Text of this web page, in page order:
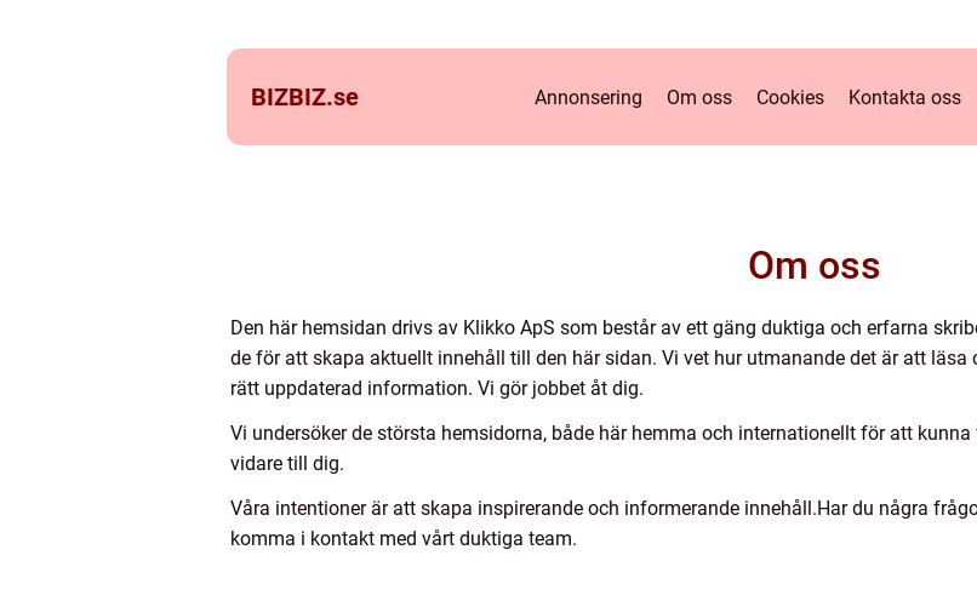
BIZBIZ.se Annonsering Om oss Cookies Kontakta oss
Om oss
Den här hemsidan drivs av Klikko ApS som består av ett gäng duktiga och erfarna
de för att skapa aktuellt innehåll till den här sidan. Vi vet hur utmanande det är att
rätt uppdaterad information. Vi gör jobbet åt dig.
Vi undersöker de största hemsidorna, både här hemma och internationellt för att
vidare till dig.
Våra intentioner är att skapa inspirerande och informerande innehåll.Har du några
komma i kontakt med vårt duktiga team.